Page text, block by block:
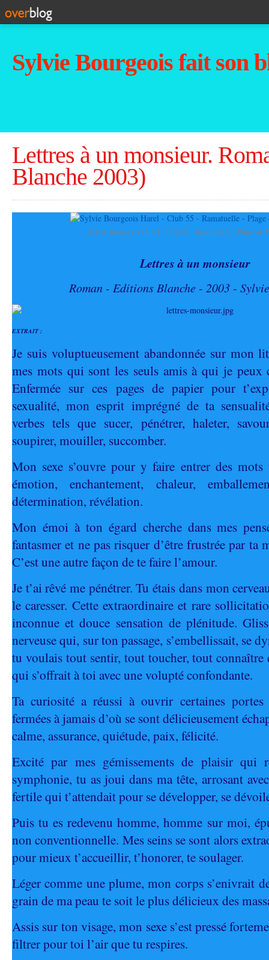
Sylvie Bourgeois fait son
Lettres à un monsieur.
Blanche 2003)
Sylvie Bourgeois Harel - Club 55 - Ramatuelle - Plage de
Lettres à un monsieur
Roman - Editions Blanche - 2003 -
EXTRAIT :
Je suis voluptueusement abandonnée sur mon
mes mots qui sont les seuls amis à qui je
Enfermée sur ces pages de papier pour
sexualité, mon esprit imprégné de ta
verbes tels que sucer, pénétrer, haleter,
soupirer, mouiller, succomber.
Mon sexe s’ouvre pour y faire entrer des mots
émotion, enchantement, chaleur,
détermination, révélation.
Mon émoi à ton égard cherche dans mes
fantasmer et ne pas risquer d’être frustrée par ta
C’est une autre façon de te faire l’amour.
Je t’ai rêvé me pénétrer. Tu étais dans mon
le caresser. Cette extraordinaire et rare
inconnue et douce sensation de plénitude.
nerveuse qui, sur ton passage, s’embellissait, se
tu voulais tout sentir, tout toucher, tout connaître
qui s’offrait à toi avec une volupté confondante.
Ta curiosité a réussi à ouvrir certaines
fermées à jamais d’où se sont délicieusement
calme, assurance, quiétude, paix, félicité.
Excité par mes gémissements de plaisir qui
symphonie, tu as joui dans ma tête, arrosant
fertile qui t’attendait pour se développer, se
Puis tu es redevenu homme, homme sur moi,
non conventionnelle. Mes seins se sont alors
pour mieux t’accueillir, t’honorer, te soulager.
Léger comme une plume, mon corps s’enivrait
grain de ma peau te soit le plus délicieux des
Assis sur ton visage, mon sexe s’est pressé
filtrer pour toi l’air que tu respires.